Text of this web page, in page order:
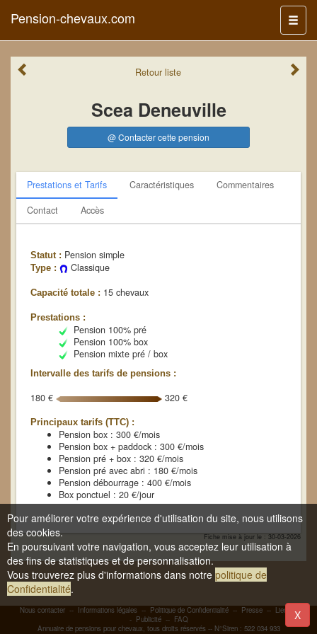
Menu
Pension-chevaux.com
Retourliste
Scea Deneuville
@ Contacter cette pension
Prestations et Tarifs Caractéristiques
Commentaires
Contact
Accès
Statut : Pension simple
Type : Classique
Capacité totale : 15 chevaux
Prestations :
Pension 100% pré
Pension 100% box
Pension mixte pré / box
Intervalle des tarifs de pensions :
180 € 320 €
Principaux tarifs (TTC) :
Pension box : 300 €/mois
Pension box + paddock : 300 €/mois
Pension pré + box : 320 €/mois
Pension pré avec abri : 180 €/mois
Pension débourrage : 400 €/mois
Box ponctuel : 20 €/jour
Fiche mise à jour le : 30-03-2026
Nous contacter -- Informations légales -- Politique de Confidentialité -- Presse -- Liens
-
- Publicité-- FAQ
Annuaire de pensions pour chevaux, tous droits réservés -- N°Siren : 522 034 933
Pour améliorer votre expérience d'utilisation du site, nous utilisons
des cookies.
En poursuivant votre navigation, vous acceptez leur utilisation à
des fins de statistiques et de personnalisation.
Vous trouverez plus d'informations dans notre politique de
Confidentialité.
X